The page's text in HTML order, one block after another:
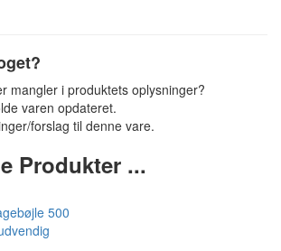
mangler i produktets oplysninger?
varen opdateret.
forslag til denne vare.
Produkter ...